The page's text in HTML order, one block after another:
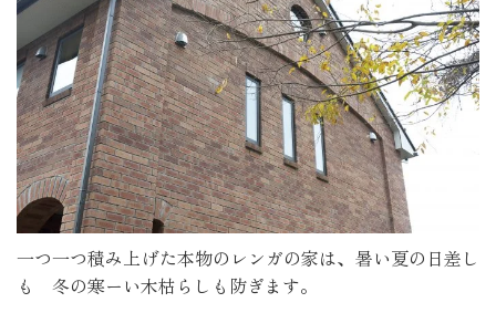
一つ一つ積み上げた本物のレンガの家は、暑い夏の日差し
も 冬の寒ーい木枯らしも防ぎます。